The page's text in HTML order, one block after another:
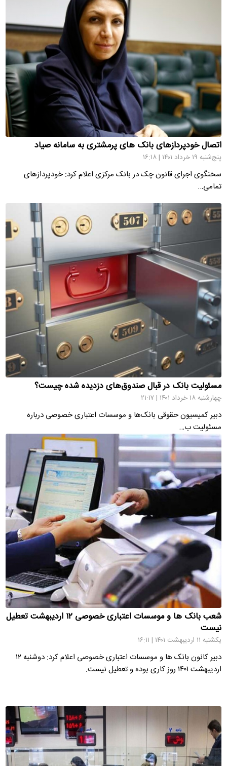
اتصال خودپردازهای بانک های پرمشتری به سامانه صیاد
پنج‌شنبه ۱۹ خرداد ۱۴۰۱ | ۱۶:۱۸
سخنگوی اجرای قانون چک در بانک مرکزی اعلام کرد: خودپردازهای
تمامی…
مسئولیت بانک در قبال صندوق‌های دزدیده شده چیست؟
چهارشنبه ۱۸ خرداد ۱۴۰۱ | ۲۱:۱۷
دبیر کمیسیون حقوقی بانک‌ها و موسسات اعتباری خصوصی درباره
مسئولیت ب…
شعب بانک ها و موسسات اعتباری خصوصی ۱۲ اردیبهشت تعطیل
نیست
یکشنبه ۱۱ اردیبهشت ۱۴۰۱ | ۱۶:۱۱
دبیر کانون بانک ها و موسسات اعتباری خصوصی اعلام کرد: دوشنبه ۱۲
اردیبهشت ۱۴۰۱ روز کاری بوده و تعطیل نیست.